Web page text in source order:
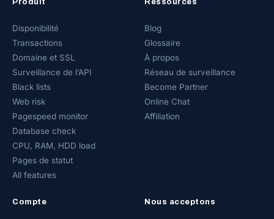
Produit
Disponibilité
Transactions
Domaine et SSL
Surveillance de l’API
Black lists
Web risk
Pagespeed monitor
Database check
CPU, RAM, HDD load
Pages de statut
All features
Ressources
Blog
Glossaire
À propos
Réseau de surveillance
Become Partner
Online Chat
Affiliation
Compte Nous acceptons